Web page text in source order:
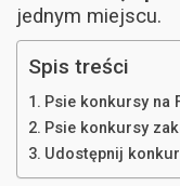
jednym miejscu.
Spis treści
Psie konkursy na
Psie konkursy
Udostępnij